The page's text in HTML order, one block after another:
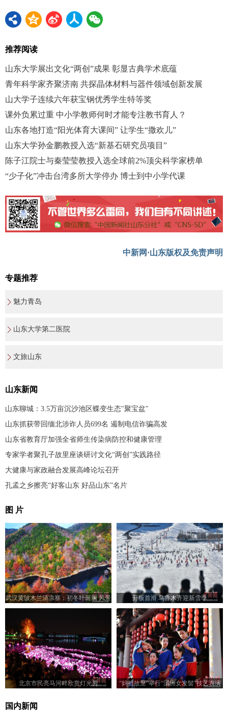
推荐阅读
山东大学展出文化“两创”成果 彰显古典学术底蕴
青年科学家齐聚济南 共探晶体材料与器件领域创新发展
山大学子连续六年获宝钢优秀学生特等奖
课外负累过重 中小学教师何时才能专注教书育人？
山东各地打造“阳光体育大课间” 让学生“撒欢儿”
山东大学孙金鹏教授入选“新基石研究员项目”
陈子江院士与秦莹莹教授入选全球前2%顶尖科学家榜单
“少子化”冲击台湾多所大学停办 博士到中小学代课
中新网·山东版权及免责声明
专题推荐
魅力青岛
山东大学第二医院
文旅山东
山东新闻
山东聊城：3.5万亩沉沙池区蝶变生态"聚宝盆"
山东抓获带回缅北涉诈人员699名 遏制电信诈骗高发
山东省教育厅加强全省师生传染病防控和健康管理
专家学者聚孔子故里座谈研讨文化“两创”实践路径
大健康与家政融合发展高峰论坛召开
孔孟之乡擦亮“好客山东 好品山东”名片
图 片
武汉黄陂木兰清凉寨：初冬叶斑斓 风景
美如画
开板首滑 乌鲁木齐迎新雪季
北京市民亮马河畔欣赏灯光秀
“妈祖故里”举行“湄洲女发髻”技艺表演
国内新闻